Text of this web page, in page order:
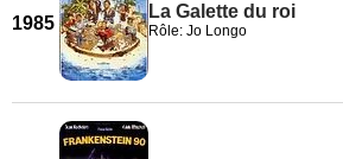
1985
La Galette du roi
Rôle: Jo Longo